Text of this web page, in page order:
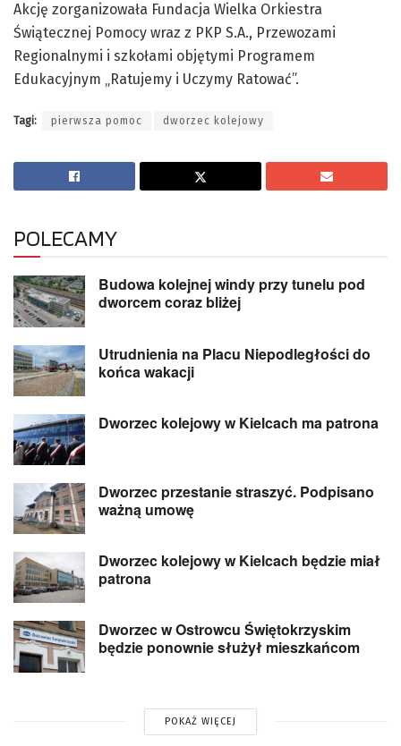
Akcję zorganizowała Fundacja Wielka Orkiestra
Świątecznej Pomocy wraz z PKP S.A., Przewozami
Regionalnymi i szkołami objętymi Programem
Edukacyjnym „Ratujemy i Uczymy Ratować”.
Tagi: pierwsza pomoc dworzec kolejowy
POLECAMY
Budowa kolejnej windy przy tunelu pod
dworcem coraz bliżej
Utrudnienia na Placu Niepodległości do
końca wakacji
Dworzec kolejowy w Kielcach ma patrona
Dworzec przestanie straszyć. Podpisano
ważną umowę
Dworzec kolejowy w Kielcach będzie miał
patrona
Dworzec w Ostrowcu Świętokrzyskim
będzie ponownie służył mieszkańcom
POKAŻ WIĘCEJ